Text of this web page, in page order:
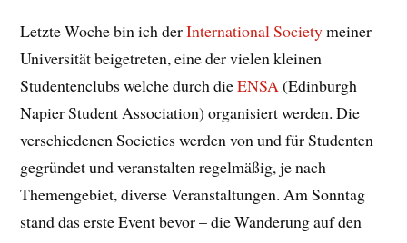
Letzte Woche bin ich derInternational Societymeiner
Universität beigetreten, eine der vielen kleinen
Studentenclubs welche durch dieENSA (Edinburgh
Napier Student Association) organisiert werden. Die
verschiedenen Societies werden von und für Studenten
gegründet und veranstalten regelmäßig, je nach
Themengebiet, diverse Veranstaltungen. Am Sonntag
stand das erste Event bevor – die Wanderung auf den